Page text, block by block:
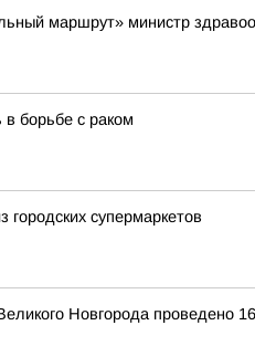
маршрут» министр
борьбе с раком
супермаркетов
Новгорода проведено